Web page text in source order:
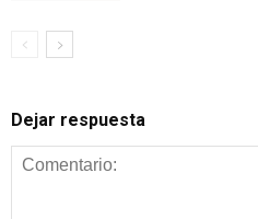
Dejar respuesta